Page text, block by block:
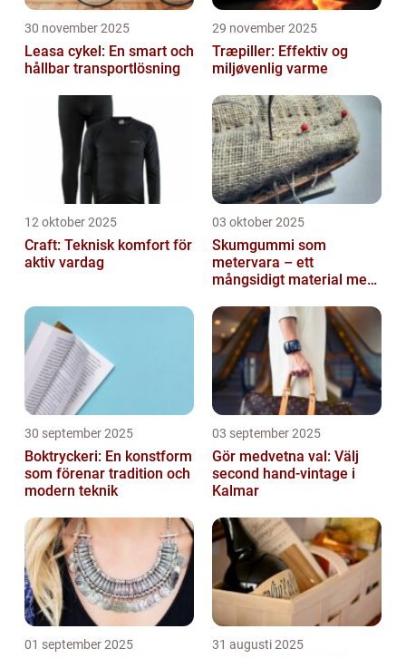
30 november 2025
Leasa cykel: En smart och
hållbar transportlösning
29 november 2025
Træpiller: Effektiv og
miljøvenlig varme
12 oktober 2025
Craft: Teknisk komfort för
aktiv vardag
03 oktober 2025
Skumgummi som
metervara – ett
mångsidigt material med
användningsområden
30 september 2025
Boktryckeri: En konstform
som förenar tradition och
modern teknik
03 september 2025
Gör medvetna val: Välj
second hand-vintage i
Kalmar
01 september 2025 31 augusti 2025